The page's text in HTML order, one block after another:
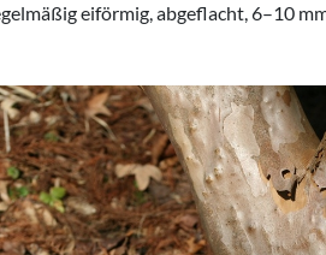
eiförmig, abgeflacht, 6–10